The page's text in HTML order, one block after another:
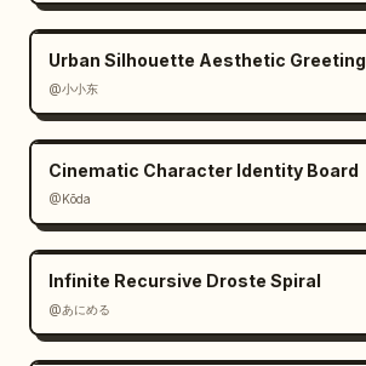
Urban Silhouette Aesthetic Greeting
@小小东
Cinematic Character Identity Board
@Kōda
Infinite Recursive Droste Spiral
@あにめる